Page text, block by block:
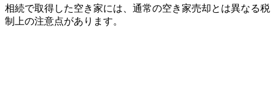
相続で取得した空き家には、通常の空き家売却とは異なる税
制上の注意点があります。